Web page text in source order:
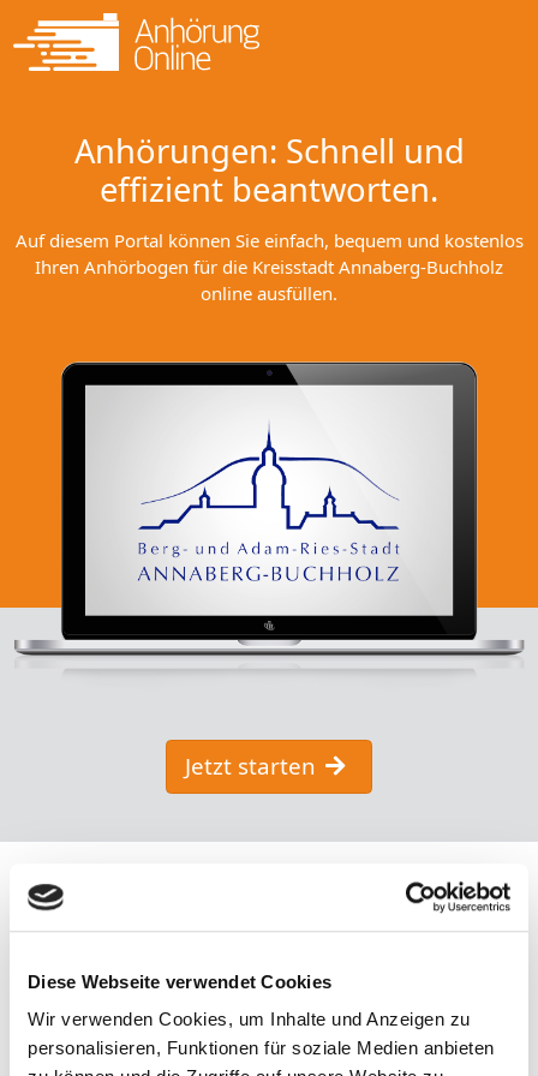
Diese Webseite verwendet Cookies
Wir verwenden Cookies, um Inhalte und Anzeigen zu
personalisieren, Funktionen für soziale Medien anbieten
Anhörungen: Schnell und
effizient beantworten.
Auf diesem Portal können Sie einfach, bequem und kostenlos
Ihren Anhörbogen für die Kreisstadt Annaberg-Buchholz
online ausfüllen.
Jetzt starten